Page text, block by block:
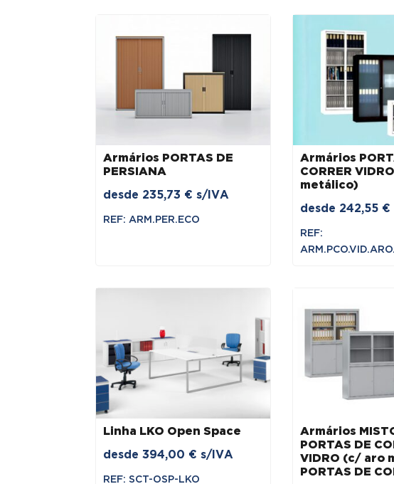
Armários PORTAS DE
PERSIANA
desde 235,73 € s/IVA
REF: ARM.PER.ECO
Armários
CORRER
metálico)
desde 242,55 €
REF:
Linha LKO Open Space
desde 394,00 € s/IVA
REF: SCT-OSP-LKO
Armários
PORTAS DE
VIDRO (c/ aro
PORTAS DE